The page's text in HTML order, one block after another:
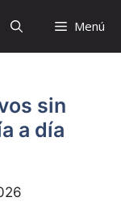
Menú
sin
a día